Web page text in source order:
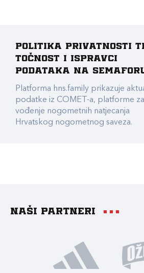
Politika privatnosti
točnost i ispravci
podataka na
Platforma hns.family prikazuje
podatke iz COMET-a, platforme za
vođenje nogometnih natjecanja
Hrvatskog nogometnog saveza.
Naši partneri